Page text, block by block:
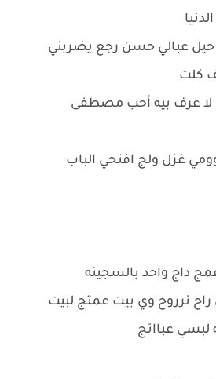
حيل عبالي حسن رجع يضربني
كلت
لا عرف بيه أحب مصطفى
غزل ولج افتحي الباب
داج واحد بالسجينه
نرروح وي بيت عمتج لبيت
عبااتج